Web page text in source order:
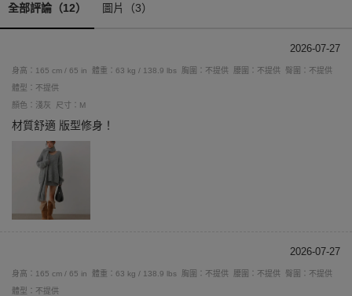
全部評論（12） 圖片（3）
2026-07-27
身高：165 cm / 65 in 體重：63 kg / 138.9 lbs 胸圍：不提供 腰圍：不提供
臀圍：不提供
體型：不提供
顏色：淺灰
尺寸：M
材質舒適 版型修身！
2026-07-27
身高：165 cm / 65 in 體重：63 kg / 138.9 lbs 胸圍：不提供 腰圍：不提供
臀圍：不提供
體型：不提供